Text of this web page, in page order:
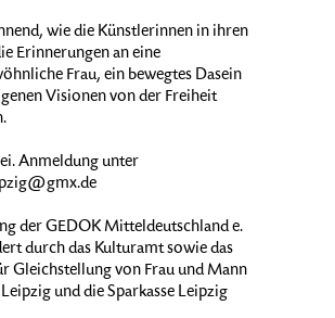
wie die Künstlerinnen in ihren
Erinnerungen an eine
Frau, ein bewegtes Dasein
Visionen von der Freiheit
Anmeldung unter
der GEDOK Mitteldeutschland e.
durch das Kulturamt sowie das
Gleichstellung von Frau und Mann
und die Sparkasse Leipzig